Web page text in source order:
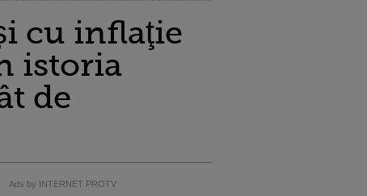
cu inflaţie
istoria
de
Ads by INTERNET PROTV